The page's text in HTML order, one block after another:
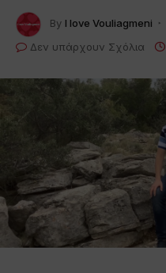
By I love Vouliagmeni
Δεν υπάρχουν Σχόλια